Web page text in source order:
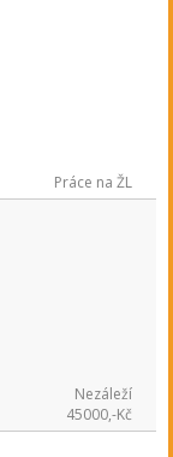
Práce na ŽL
Nezáleží
45000,-Kč